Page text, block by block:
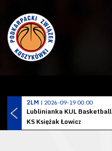
2LM | 2026-09-19 00:00
Lublinianka KUL Basketball
KS Księżak Łowicz